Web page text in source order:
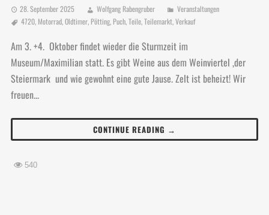
28. September 2025 Wolfgang Rabengruber
Veranstaltungen
4720, Motorrad,Oldtimer, Pötting, Puch,Teile,Teilemarkt,Verkauf
Am 3. +4. Oktober findet wieder die Sturmzeit im
Museum/Maximilian statt. Es gibt Weine aus dem Weinviertel ,der
Steiermark und wie gewohnt eine gute Jause. Zelt ist beheizt! Wir
freuen...
CONTINUE READING →
540